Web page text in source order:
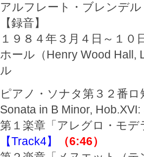
アルフレート・ブレンデ
【録音】
１９８４年３月４日～１
ホール（Henry Wood
ル
ピアノ・ソナタ第３２番
Sonata in B Minor,
第１楽章「アレグロ・モ
【Track4】
（6:46）